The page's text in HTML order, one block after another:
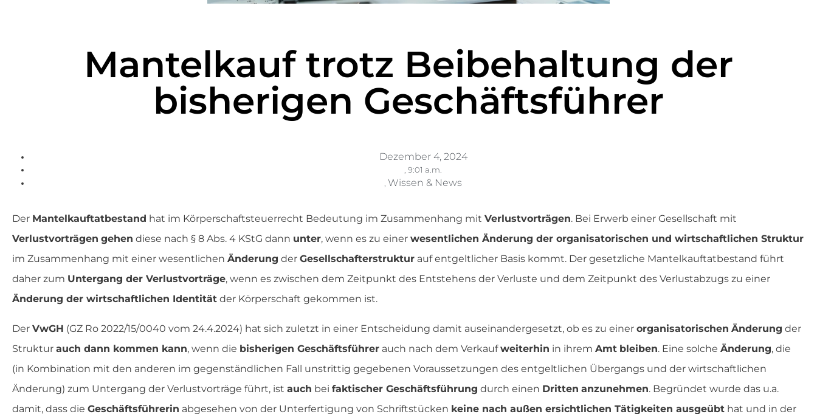
Mantelkauf trotz Beibehaltung der
bisherigen Geschäftsführer
Dezember 4, 2024
, 9:01 a.m.
, Wissen & News
Der Mantelkauftatbestand hat im Körperschaftsteuerrecht Bedeutung im Zusammenhang mit Verlustvorträgen. Bei Erwerb einer Gesellschaft mit
Verlustvorträgen gehen diese nach § 8 Abs. 4 KStG dann unter, wenn es zu einer wesentlichen Änderung der organisatorischen und wirtschaftlichen Struktur
im Zusammenhang mit einer wesentlichen Änderung der Gesellschafterstruktur auf entgeltlicher Basis kommt. Der gesetzliche Mantelkauftatbestand führt
daher zum Untergang der Verlustvorträge, wenn es zwischen dem Zeitpunkt des Entstehens der Verluste und dem Zeitpunkt des Verlustabzugs zu einer
Änderung der wirtschaftlichen Identität der Körperschaft gekommen ist.
Der VwGH (GZ Ro 2022/15/0040 vom 24.4.2024) hat sich zuletzt in einer Entscheidung damit auseinandergesetzt, ob es zu einer organisatorischen Änderung der
Struktur auch dann kommen kann, wenn die bisherigen Geschäftsführer auch nach dem Verkaufweiterhin in ihrem Amt bleiben. Eine solche Änderung, die
(in Kombination mit den anderen im gegenständlichen Fall unstrittig gegebenen Voraussetzungen des entgeltlichen Übergangs und der wirtschaftlichen
Änderung) zum Untergang der Verlustvorträge führt, ist auch bei faktischer Geschäftsführung durch einen Dritten anzunehmen. Begründet wurde das u.a.
damit, dass die Geschäftsführerin abgesehen von der Unterfertigung von Schriftstücken keine nach außen ersichtlichen Tätigkeiten ausgeübt hat und in der